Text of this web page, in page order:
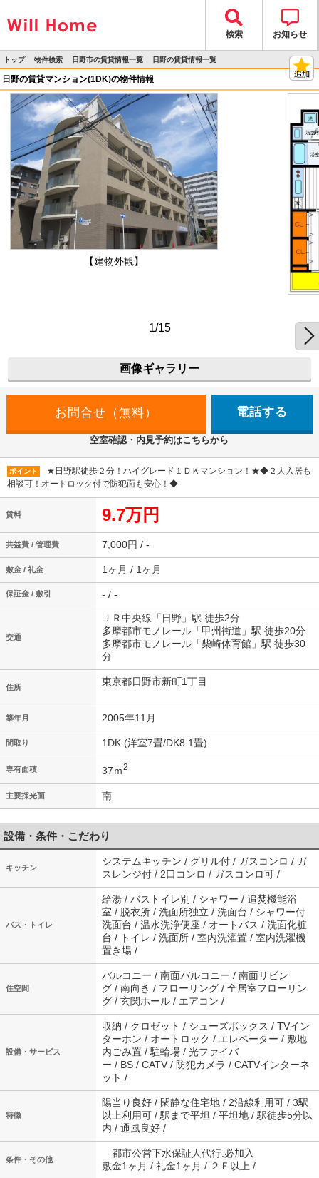
検索 お知らせ
トップ
>
物件検索
>
日野市の賃貸情報一覧
>
日野の賃貸情報一覧
>
日野の賃貸マンション(1DK)の物件情報
【建物外観】
1/15
画像ギャラリー
電話する
空室確認・内見予約はこちらから
ポイント
★日野駅徒歩２分！ハイグレード１ＤＫマンション！★◆２人入居も
相談可！オートロック付で防犯面も安心！◆
賃料 9.7万円
共益費 / 管理費 7,000円 / -
敷金 / 礼金 1ヶ月 / 1ヶ月
保証金 / 敷引 - / -
交通
ＪＲ中央線「日野」駅 徒歩2分
多摩都市モノレール「甲州街道」駅 徒歩20分
多摩都市モノレール「柴崎体育館」駅 徒歩30
分
住所 東京都日野市新町1丁目
築年月 2005年11月
間取り 1DK (洋室7畳/DK8.1畳)
専有面積 37ｍ2
主要採光面 南
設備・条件・こだわり
キッチン
システムキッチン / グリル付 / ガスコンロ / ガ
スレンジ付 / 2口コンロ / ガスコンロ可 /
バス・トイレ
給湯 / バストイレ別 / シャワー / 追焚機能浴
室 / 脱衣所 / 洗面所独立 / 洗面台 / シャワー付
洗面台 / 温水洗浄便座 / オートバス / 洗面化粧
台 / トイレ / 洗面所 / 室内洗濯置 / 室内洗濯機
置き場 /
住空間
バルコニー / 南面バルコニー / 南面リビン
グ / 南向き / フローリング / 全居室フローリン
グ / 玄関ホール / エアコン /
設備・サービス
収納 / クロゼット / シューズボックス / TVイン
ターホン / オートロック / エレベーター / 敷地
内ごみ置 / 駐輪場 / 光ファイバ
ー / BS / CATV / 防犯カメラ / CATVインターネ
ット /
特徴
陽当り良好 / 閑静な住宅地 / 2沿線利用可 / 3駅
以上利用可 / 駅まで平坦 / 平坦地 / 駅徒歩5分以
内 / 通風良好 /
条件・その他
都市公営下水保証人代行:必加入
敷金1ヶ月 / 礼金1ヶ月 / ２Ｆ以上 /